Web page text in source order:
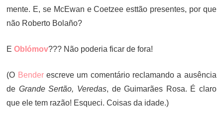
mente. E, se McEwan e Coetzee esttão presentes, por que
não Roberto Bolaño?
EOblómov??? Não poderia ficar de fora!
(O Benderescreve um comentário reclamando a ausência
de Grande Sertão, Veredas, de Guimarães Rosa. É claro
que ele tem razão! Esqueci. Coisas da idade.)